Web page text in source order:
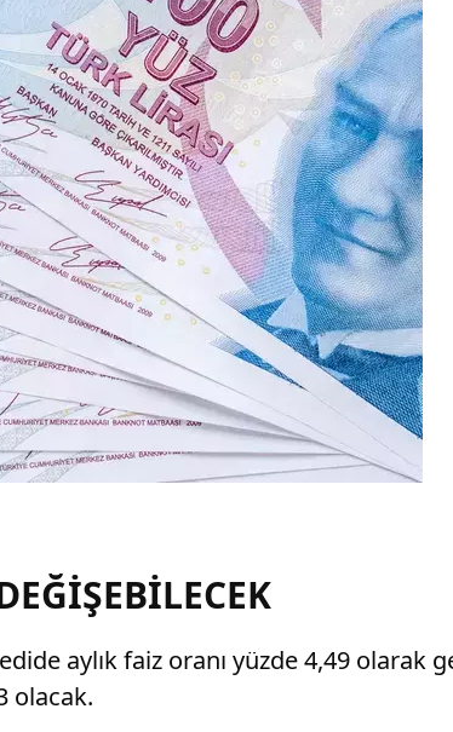
aylık faiz oranı yüzde 4,49 olarak
olacak.